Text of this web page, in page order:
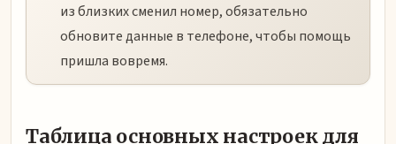
из близких сменил номер, обязательно
обновите данные в телефоне, чтобы помощь
пришла вовремя.
Таблица основных настроек для